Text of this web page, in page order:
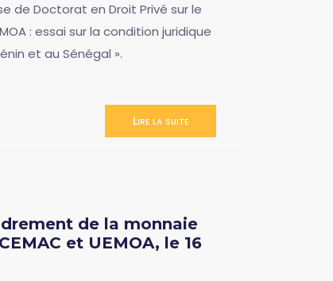
de Doctorat en Droit Privé sur le
: essai sur la condition juridique
et au Sénégal ».
Lire la suite
de la monnaie
et UEMOA, le 16